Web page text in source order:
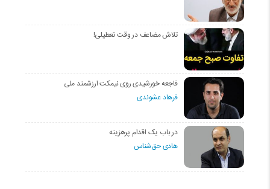
تلاش مضاعف در وقت تعطیلی!
فاجعه خورشیدی روی نیمکت ارزشمند ملی
فرهاد عشوندی
در باب یک اقدام پرهزینه
هادی حق‌شناس